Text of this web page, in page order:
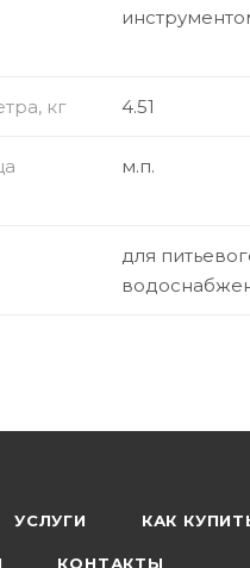
кг 4.51
м.п.
для
УСЛУГИ КАК
КОНТАКТЫ